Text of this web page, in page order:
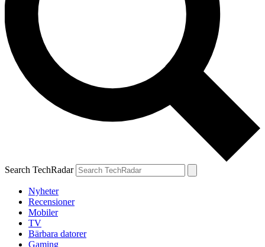
Search TechRadar
Nyheter
Recensioner
Mobiler
TV
Bärbara datorer
Gaming